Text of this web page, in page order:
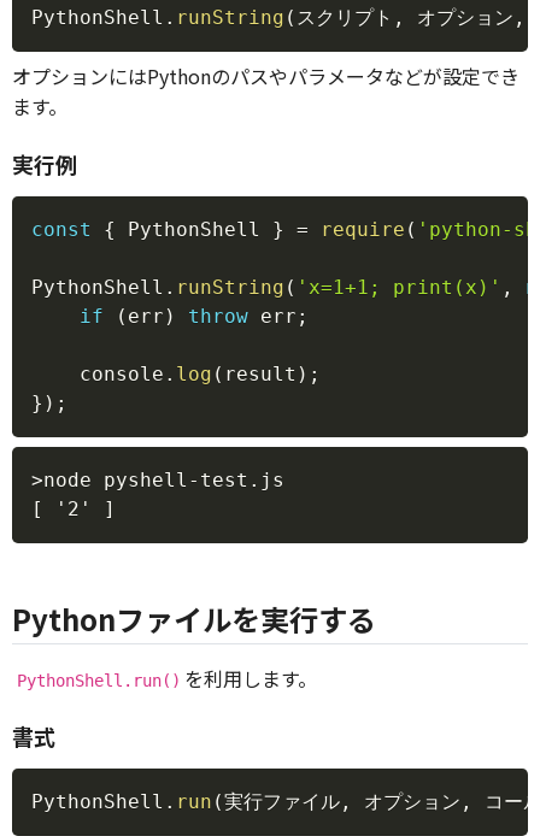
PythonShell . runString ( スクリプト , オプション ,
Copy
オプションにはPythonのパスやパラメータなどが設定でき
ます。
実行例
const { PythonShell } = require ( 'python-
PythonShell . runString ( 'x=1+1; print(x)' ,
if
( err ) throw err ;
    console
. log ( result ) ;
} ) ;
>node pyshell-test.js
Pythonファイルを実行する
PythonShell.run() を利用します。
書式
PythonShell . run (実行ファイル , オプション , コー